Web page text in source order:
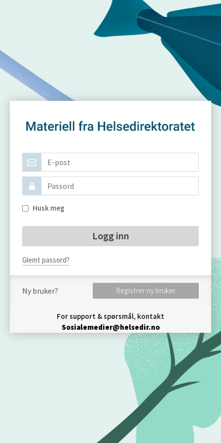
Husk meg
Glemt passord?
Ny bruker? Registrer ny bruker
For support & spørsmål, kontakt
Sosialemedier@helsedir.no